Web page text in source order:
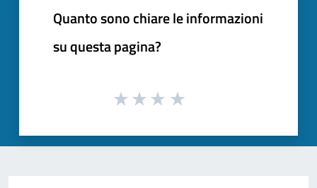
Quanto sono chiare le informazioni
su questa pagina?